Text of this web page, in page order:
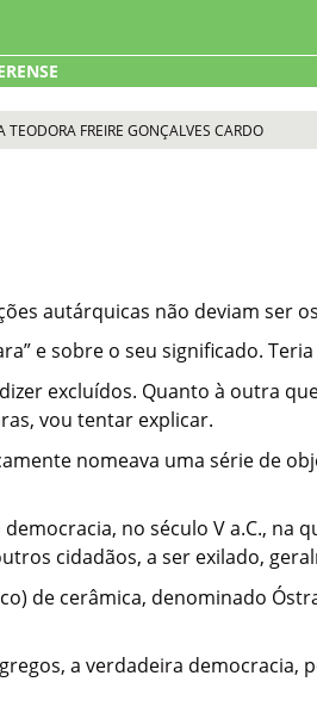
TEODORA FREIRE GONÇALVES CARDO
autárquicas não deviam ser
e sobre o seu significado.
excluídos. Quanto à outra
vou tentar explicar.
nomeava uma série de
no século V a.C., na
cidadãos, a ser exilado,
de cerâmica, denominado
a verdadeira democracia,